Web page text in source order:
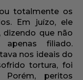
totalmente os
Em juízo, ele
que não
filiado.
nos ideais do
tortura, foi
peritos